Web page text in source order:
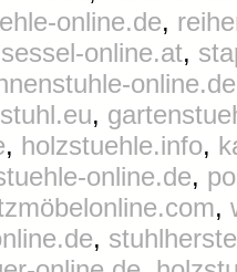
online.de,
sessel-online.at,
online.de
,
, holzstuehle.info,
online.de,
,
,